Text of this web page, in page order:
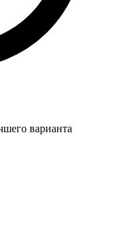
варианта